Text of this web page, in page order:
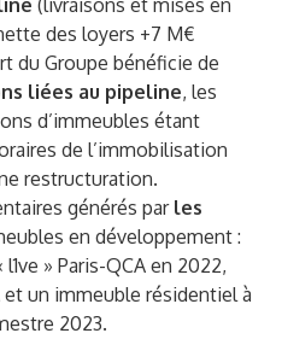
(livraisons et mises en
des loyers +7 M€
du Groupe bénéficie de
liées au pipeline, les
d’immeubles étant
de l’immobilisation
restructuration.
générés parles
en développement :
» Paris-QCA en 2022,
un immeuble résidentiel à
2023.